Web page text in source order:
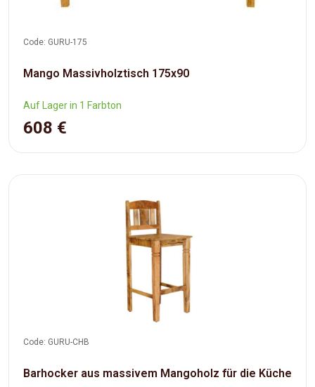
Code: GURU-175
Mango Massivholztisch 175x90
Auf Lager in 1 Farbton
608 €
Code: GURU-CHB
Barhocker aus massivem Mangoholz für die Küche